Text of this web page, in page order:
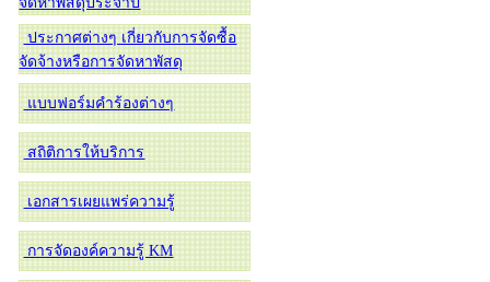
ประกาศต่างๆ เกี่ยวกับการจัดซื้อ
จัดจ้างหรือการจัดหาพัสดุ
แบบฟอร์มคำร้องต่างๆ
สถิติการให้บริการ
เอกสารเผยแพร่ความรู้
การจัดองค์ความรู้ KM